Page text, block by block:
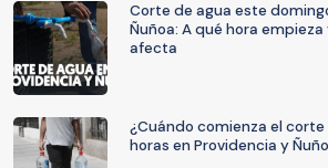
Corte de agua este
Ñuñoa: A qué hora
afecta
¿Cuándo comienza el
horas en Providencia y